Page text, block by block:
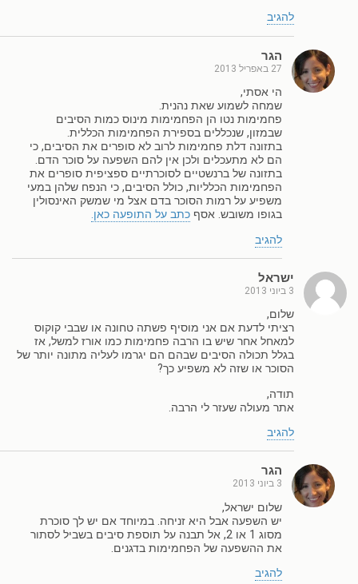
להגיב
הגר
27 באפריל 2013
הי אסתי,
שמחה לשמוע שאת נהנית.
פחמימות נטו הן הפחמימות מינוס כמות הסיבים
שבמזון, שנכללים בספירת הפחמימות הכללית.
בתזונה דלת פחמימות לרוב לא סופרים את הסיבים, כי
הם לא מתעכלים ולכן אין להם השפעה על סוכר הדם.
בתזונה של ברנשטיים לסוכרתיים ספציפית סופרים את
הפחמימות הכלליות, כולל הסיבים, כי הנפח שלהן במעי
משפיע על רמות הסוכר בדם אצל מי שמשק האינסולין
בגופו משובש. אסף כתב על התופעה כאן.
להגיב
ישראל
3 ביוני 2013
שלום,
רציתי לדעת אם אני מוסיף פשתה טחונה או שבבי קוקוס
למאחל אחר שיש בו הרבה פחמימות כמו אורז למשל, אז
בגלל תכולה הסיבים שבהם הם יגרמו לעליה מתונה יותר של
הסוכר או שזה לא משפיע כך?
תודה,
אתר מעולה שעזר לי הרבה.
להגיב
הגר
3 ביוני 2013
שלום ישראל,
יש השפעה אבל היא זניחה. במיוחד אם יש לך סוכרת
מסוג 1 או 2, אל תבנה על תוספת סיבים בשביל לסתור
את ההשפעה של הפחמימות בדגנים.
להגיב